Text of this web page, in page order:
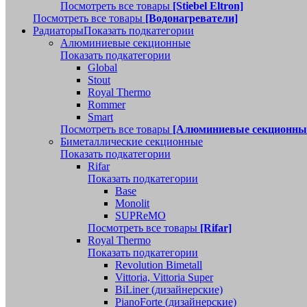
Посмотреть все товары [Stiebel Eltron]
Посмотреть все товары [Водонагреватели]
РадиаторыПоказать подкатегории
Алюминиевые секционные
Показать подкатегории
Global
Stout
Royal Thermo
Rommer
Smart
Посмотреть все товары [Алюминиевые
Биметаллические секционные
Показать подкатегории
Rifar
Показать подкатегории
Base
Monolit
SUPReMO
Посмотреть все товары [Rifar]
Royal Thermo
Показать подкатегории
Revolution Bimetall
Vittoria, Vittoria Super
BiLiner (дизайнерские)
PianoForte (дизайнерские)